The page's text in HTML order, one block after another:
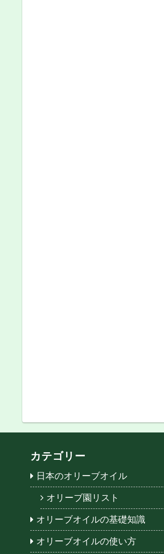
カテゴリー
日本のオリーブオイル
オリーブ園リスト
オリーブオイルの基礎知識
オリーブオイルの使い方